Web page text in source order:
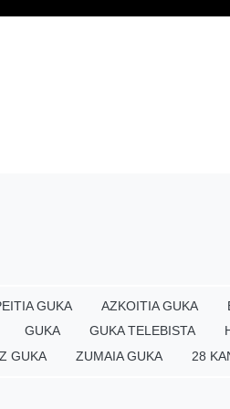
GUKA AZKOITIA GUKA
GUKA
GUKA TELEBISTA
GUKA
ZUMAIA GUKA 28